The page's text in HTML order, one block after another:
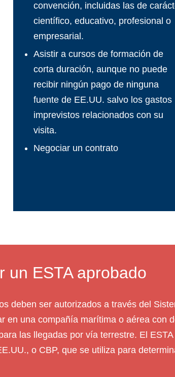
convención, incluidas las de
científico, educativo, profesional o
empresarial.
Asistir a cursos de formación de
corta duración, aunque no puede
recibir ningún pago de ninguna
fuente de EE.UU. salvo los gastos
imprevistos relacionados con su
visita.
Negociar un contrato
un ESTA aprobado
deben ser autorizados a través del
en una compañía marítima o aérea con
las llegadas por vía terrestre. El
o CBP, que se utiliza para